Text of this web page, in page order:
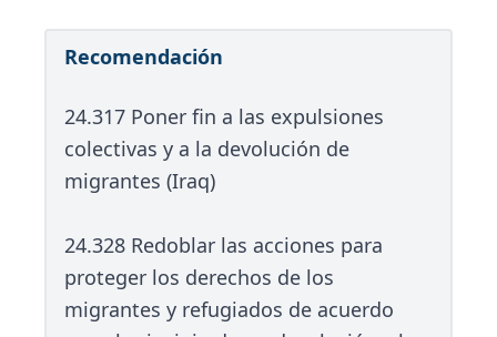
Recomendación
24.317 Poner fin a las expulsiones
colectivas y a la devolución de
migrantes (Iraq)
24.328 Redoblar las acciones para
proteger los derechos de los
migrantes y refugiados de acuerdo